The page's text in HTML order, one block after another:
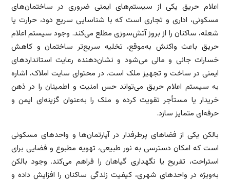
اعلام حریق یکی از سیستم‌های ایمنی ضروری در ساختمان‌های
مسکونی، اداری و تجاری است که با شناسایی سریع دود، حرارت یا
شعله، ساکنان را از بروز آتش‌سوزی مطلع می‌کند. وجود سیستم اعلام
حریق باعث واکنش به‌موقع، تخلیه سریع‌تر ساختمان و کاهش
خسارات جانی و مالی می‌شود و نشان‌دهنده رعایت استانداردهای
ایمنی در ساخت و تجهیز ملک است. در محتوای سایت املاک، اشاره
به سیستم اعلام حریق می‌تواند حس امنیت و اطمینان را در ذهن
خریدار یا مستأجر تقویت کرده و ملک را به‌عنوان گزینه‌ای ایمن و
حرفه‌ای متمایز سازد.
بالکن یکی از فضاهای پرطرفدار در آپارتمان‌ها و واحدهای مسکونی
است که امکان دسترسی به نور طبیعی، تهویه مطبوع و فضایی برای
استراحت، تفریح یا نگهداری گیاهان را فراهم می‌کند. وجود بالکن
به‌ویژه در واحدهای شهری، کیفیت زندگی ساکنان را افزایش داده و